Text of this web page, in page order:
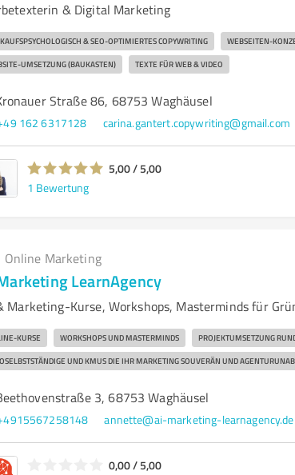
& Digital Marketing
& SEO-OPTIMIERTES COPYWRITING WEBSEITEN-
UMSETZUNG (BAUKASTEN) TEXTE FÜR WEB & VIDEO
Straße 86, 68753 Waghäusel
162 6317128 carina.gantert.copywriting@gmail.com
5,00 / 5,00
1 Bewertung
Online Marketing
LearnAgency
Marketing-Kurse, Workshops, Masterminds für
KURSE WORKSHOPS UND MASTERMINDS PROJEKTUMSETZUNG
UND KMUS DIE IHR MARKETING SOUVERÄN UND
3, 68753 Waghäusel
annette@ai-marketing-learnagency.de
0,00 / 5,00